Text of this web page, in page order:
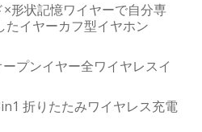
×形状記憶ワイヤーで自分専
たイヤーカフ型イヤホン
プンイヤー全ワイヤレスイ
折りたたみワイヤレス充電